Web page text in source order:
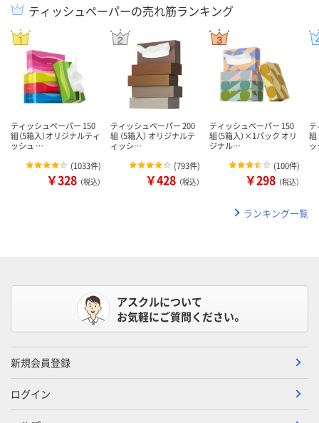
ティッシュペーパーの売れ筋ランキング
ティッシュペーパー 150
組（5箱入）オリジナルティ
ッシュ …
(1033件)
￥328 （税込）
ティッシュペーパー 200
組 （5箱入） オリジナルテ
ィッシ…
(793件)
￥428 （税込）
ティッシュペーパー 150
組（5箱入）×1パック オリ
ジナル…
(100件)
￥298 （税込）
ランキング一覧
アスクルについて
お気軽にご質問ください。
新規会員登録
ログイン